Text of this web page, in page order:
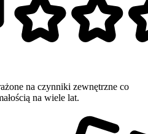
na czynniki zewnętrzne co
na wiele lat.